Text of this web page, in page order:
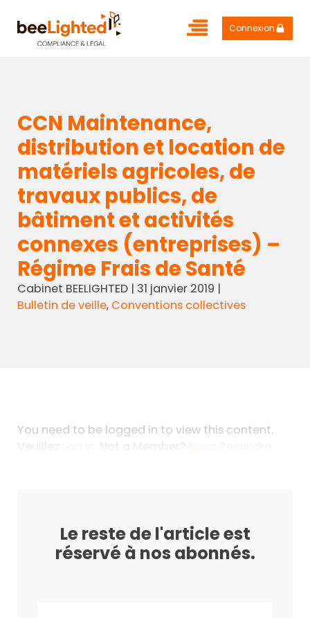
Connexion
CCN Maintenance,
distribution et location de
matériels agricoles, de
travaux publics, de
bâtiment et activités
connexes (entreprises) –
Régime Frais de Santé
Cabinet BEELIGHTED| 31 janvier 2019 |
Bulletin de veille, Conventions collectives
You need to be logged in to view this content.
Veuillez
. Not a Member?
Le reste de l'article est
réservé à nos abonnés.